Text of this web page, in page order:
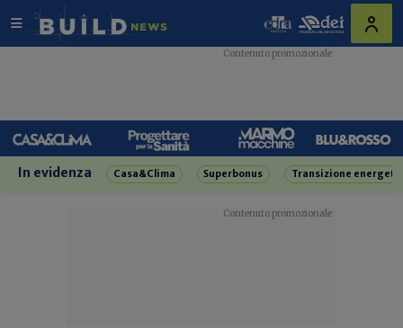
In evidenza Casa&Clima Superbonus Transizione